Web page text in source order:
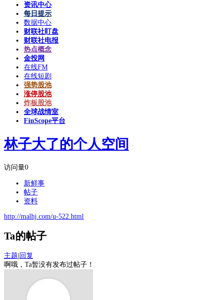
资讯中心
每日提示
数据中心
财联社盯盘
财联社电报
热点概念
金投网
在线FM
在线短剧
强势股池
涨停股池
炸板股池
全球战情室
FinScope平台
林子大了的个人空间
访问量0
新鲜事
帖子
资料
http://malhj.com/u-522.html
Ta的帖子
主题 回复
啊哦，Ta暂没有发布过帖子！